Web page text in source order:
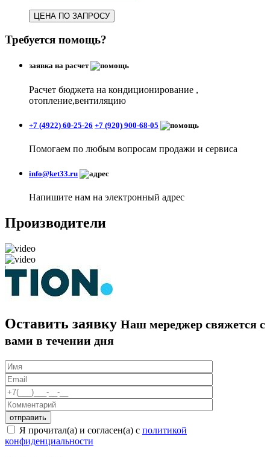
ЦЕНА ПО ЗАПРОСУ
Требуется помощь?
заявка на расчет
Расчет бюджета на кондиционирование ,
отопление,вентиляцию
+7 (4922) 60-25-26 +7 (920) 900-68-05
Помогаем по любым вопросам продажи и сервиса
info@ket33.ru
Напишите нам на электронный адрес
Производители
Оставить заявку Наш мереджер свяжется с
вами в течении дня
Я прочитал(а) и согласен(а) с политикой
конфиденциальности